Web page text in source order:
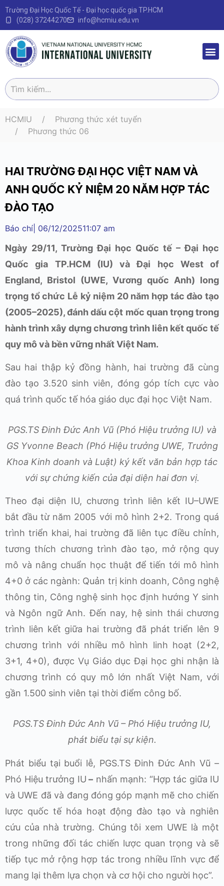
Trường Đại Học Quốc Tế - Đại học quốc gia TP.HCM
(028) 37244270
info@hcmiu.edu.vn
HCMIU
Phương thức xét tuyển
Phương thức 06
HAI TRƯỜNG ĐẠI HỌC VIỆT NAM VÀ
ANH QUỐC KỶ NIỆM 20 NĂM HỢP TÁC
ĐÀO TẠO
Báo chí 06/12/202511:07 am
Ngày 29/11, Trường Đại học Quốc tế – Đại học
Quốc gia TP.HCM (IU) và Đại học West of
England, Bristol (UWE, Vương quốc Anh) long
trọng tổ chức Lễ kỷ niệm 20 năm hợp tác đào tạo
(2005–2025), đánh dấu cột mốc quan trọng trong
hành trình xây dựng chương trình liên kết quốc tế
quy mô và bền vững nhất Việt Nam.
Sau hai thập kỷ đồng hành, hai trường đã cùng
đào tạo 3.520 sinh viên, đóng góp tích cực vào
quá trình quốc tế hóa giáo dục đại học Việt Nam.
PGS.TS Đinh Đức Anh Vũ (Phó Hiệu trưởng IU) và
GS Yvonne Beach (Phó Hiệu trưởng UWE, Trưởng
Khoa Kinh doanh và Luật) ký kết văn bản hợp tác
với sự chứng kiến của đại diện hai đơn vị.
Theo đại diện IU, chương trình liên kết IU–UWE
bắt đầu từ năm 2005 với mô hình 2+2. Trong quá
trình triển khai, hai trường đã liên tục điều chỉnh,
tương thích chương trình đào tạo, mở rộng quy
mô và nâng chuẩn học thuật để tiến tới mô hình
4+0 ở các ngành: Quản trị kinh doanh, Công nghệ
thông tin, Công nghệ sinh học định hướng Y sinh
và Ngôn ngữ Anh. Đến nay, hệ sinh thái chương
trình liên kết giữa hai trường đã phát triển lên 9
chương trình với nhiều mô hình linh hoạt (2+2,
3+1, 4+0), được Vụ Giáo dục Đại học ghi nhận là
chương trình có quy mô lớn nhất Việt Nam, với
gần 1.500 sinh viên tại thời điểm công bố.
PGS.TS Đinh Đức Anh Vũ – Phó Hiệu trưởng IU,
phát biểu tại sự kiện.
Phát biểu tại buổi lễ, PGS.TS Đinh Đức Anh Vũ –
Phó Hiệu trưởng IU – nhấn mạnh: “Hợp tác giữa IU
và UWE đã và đang đóng góp mạnh mẽ cho chiến
lược quốc tế hóa hoạt động đào tạo và nghiên
cứu của nhà trường. Chúng tôi xem UWE là một
trong những đối tác chiến lược quan trọng và sẽ
tiếp tục mở rộng hợp tác trong nhiều lĩnh vực để
mang lại thêm lựa chọn và cơ hội cho người học”.